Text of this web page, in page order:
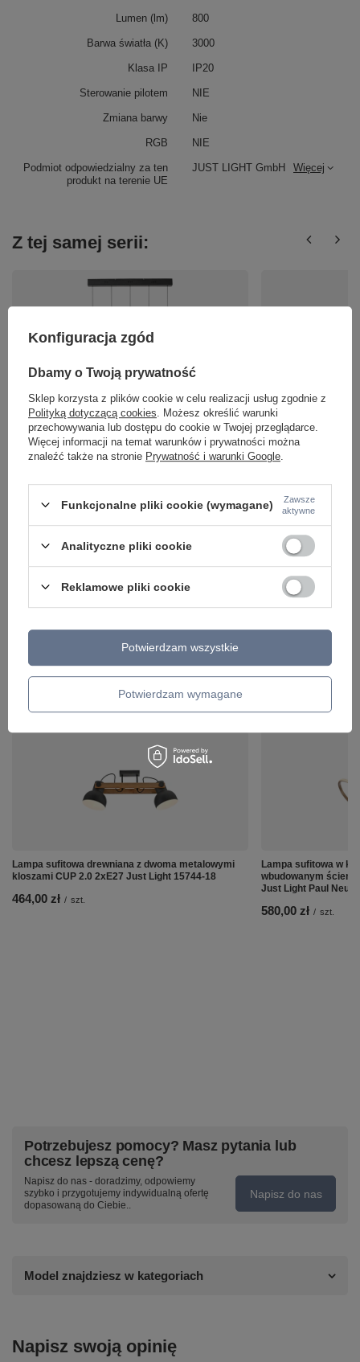
Podmiot odpowiedzialny za ten
produkt na terenie UE
JUST LIGHT GmbH Więcej
Lumen (lm) 800
Barwa światła (K) 3000
Klasa IP IP20
Sterowanie pilotem NIE
Zmiana barwy Nie
RGB NIE
Z tej samej serii:
Lampa wisząca pięć wiszących czarnych kul na
belce z funkcją SwitchMo BALLINI Just Light 15262-
1 393,00 zł szt.
Lampa wisząca trzy
funkcją SwitchMo i
15261-18
813,00 zł
ZOBACZ RÓWNIEŻ
Lampa sufitowa drewniana z dwoma metalowymi
kloszami CUP 2.0 2xE27 Just Light 15744-18
464,00 zł / szt.
Lampa sufitowa w
wbudowanym
Just Light Paul
580,00 zł / szt.
Potrzebujesz pomocy? Masz pytania lub
chcesz lepszą cenę?
Napisz do nas - doradzimy, odpowiemy
szybko i przygotujemy indywidualną ofertę
dopasowaną do Ciebie..
Napisz do nas
Model znajdziesz w kategoriach
Napisz swoją opinię
Konfiguracja zgód
Dbamy o Twoją prywatność
Sklep korzysta z plików cookie w celu realizacji usług zgodnie z
Polityką dotyczącą cookies . Możesz określić warunki
przechowywania lub dostępu do cookie w Twojej przeglądarce.
Więcej informacji na temat warunków i prywatności można
znaleźć także na stronie Prywatność i warunki Google
Funkcjonalne pliki cookie (wymagane)
Zawsze
aktywne
Analityczne pliki cookie
Reklamowe pliki cookie
Potwierdzam wymagane
Potwierdzam wszystkie